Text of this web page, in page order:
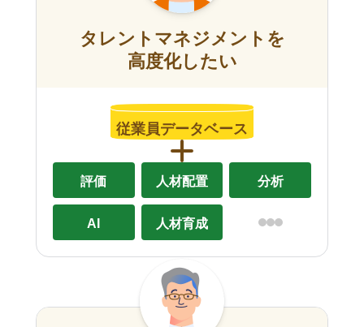
タレントマネジメントを
高度化したい
従業員データベース
評価 人材配置 分析
AI 人材育成